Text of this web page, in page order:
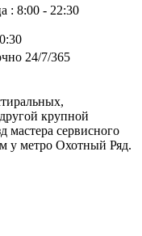
: 8:00 - 22:30
24/7/365
крупной
мастера сервисного
у метро Охотный Ряд.